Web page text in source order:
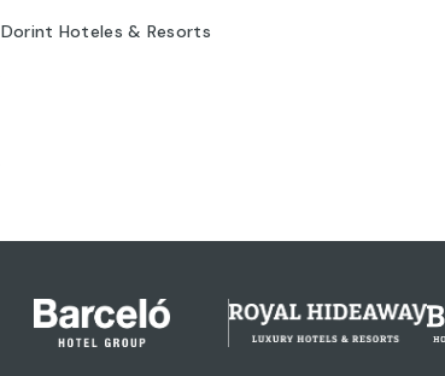
Dorint Hoteles & Resorts